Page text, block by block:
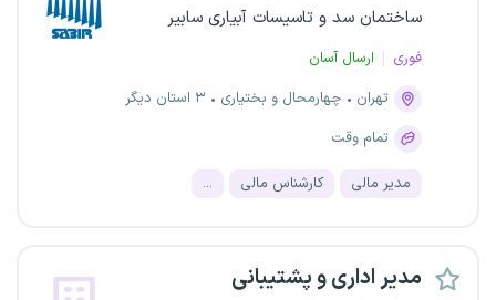
ساختمان سد و تاسیسات آبیاری سابیر
فوری
ارسال آسان
تهران
چهارمحال و بختیاری
۳ استان دیگر
تمام وقت
مدیر مالی کارشناس مالی ...
مدیر اداری و پشتیبانی